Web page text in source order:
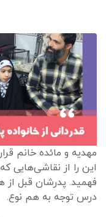
مهدیه و مائده خانم
این را از نقاشی‌هایی
فهمید. پدرشان قبل
درس توجه به هم نوع.